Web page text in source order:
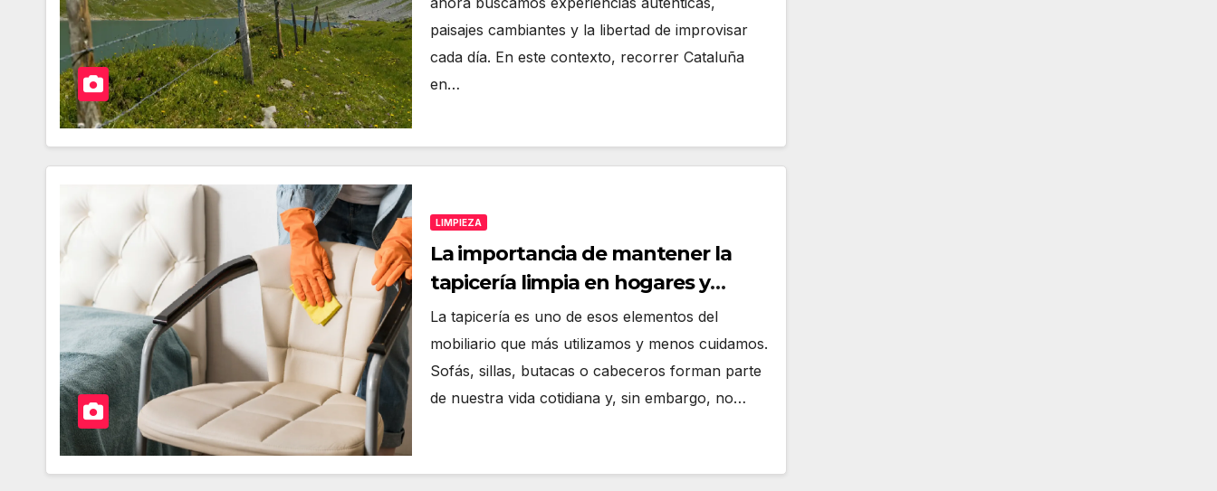
paisajes cambiantes y la libertad de improvisar
cada día. En este contexto, recorrer Cataluña
en…
LIMPIEZA
La importancia de mantener la
tapicería limpia en hogares y
empresas
La tapicería es uno de esos elementos del
mobiliario que más utilizamos y menos cuidamos.
Sofás, sillas, butacas o cabeceros forman parte
de nuestra vida cotidiana y, sin embargo, no…